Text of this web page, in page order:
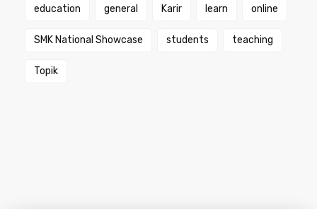
education general Karir learn online
SMK National Showcase students teaching
Topik